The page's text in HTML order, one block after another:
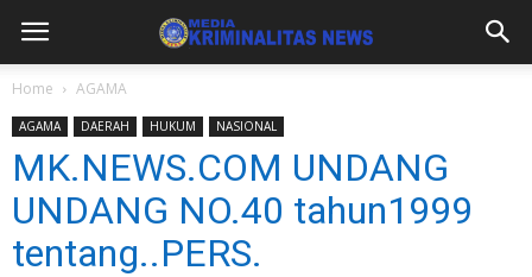
Home AGAMA
AGAMA DAERAH HUKUM NASIONAL
MK.NEWS.COM UNDANG
UNDANG NO.40 tahun1999
tentang..PERS.